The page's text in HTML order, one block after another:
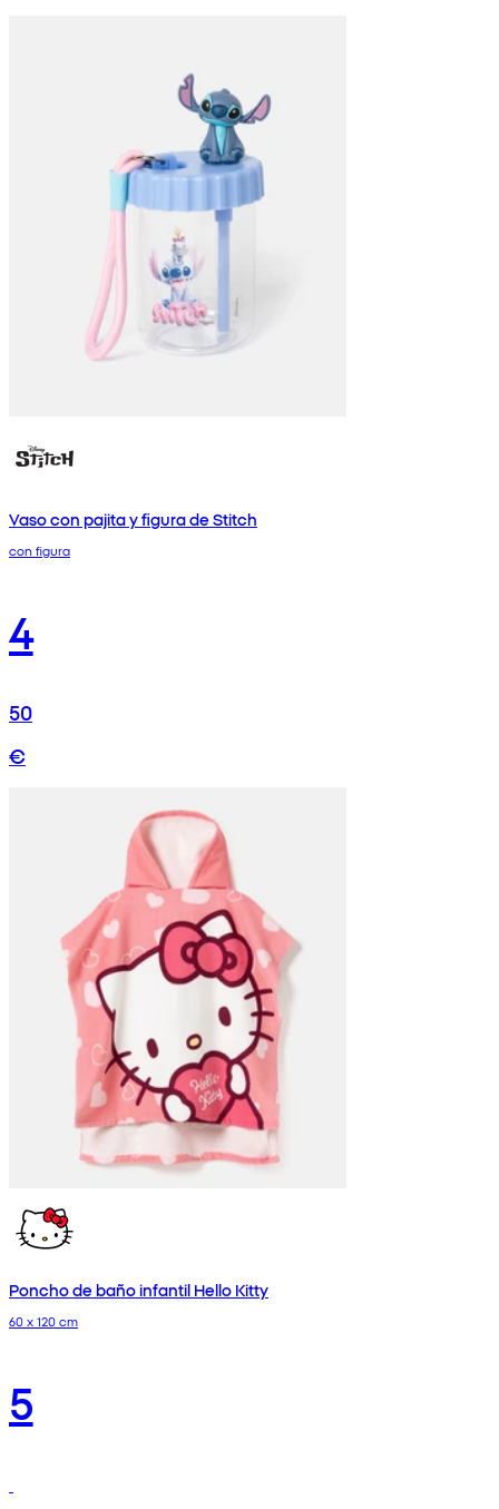
Vaso con pajita y figura de Stitch
con figura
4
50
€
Poncho de baño infantil Hello Kitty
60 x 120 cm
5